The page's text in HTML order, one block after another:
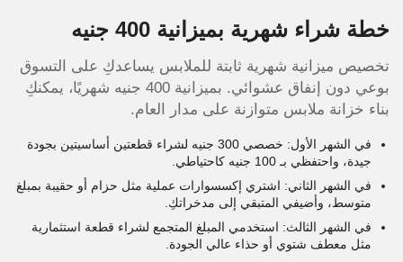
خطة شراء شهرية بميزانية 400 جنيه
تخصيص ميزانية شهرية ثابتة للملابس يساعدكِ على التسوق
بوعي دون إنفاق عشوائي. بميزانية 400 جنيه شهريًا، يمكنكِ
بناء خزانة ملابس متوازنة على مدار العام.
في الشهر الأول: خصصي 300 جنيه لشراء قطعتين أساسيتين بجودة
جيدة، واحتفظي بـ 100 جنيه كاحتياطي.
في الشهر الثاني: اشتري إكسسوارات عملية مثل حزام أو حقيبة بمبلغ
متوسط، وأضيفي المتبقي إلى مدخراتكِ.
في الشهر الثالث: استخدمي المبلغ المتجمع لشراء قطعة استثمارية
مثل معطف شتوي أو حذاء عالي الجودة.